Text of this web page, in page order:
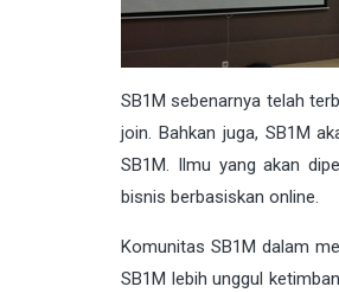
SB1M sebenarnya telah
join. Bahkan juga, SB1M
SB1M. Ilmu yang akan
bisnis berbasiskan online.
Komunitas SB1M dalam
SB1M lebih unggul